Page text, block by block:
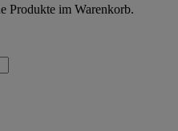
Produkte im Warenkorb.